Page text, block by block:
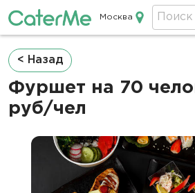
Кейтеринг в
Москва
Строка
навигации
< Назад
Фуршет на 70
руб/чел